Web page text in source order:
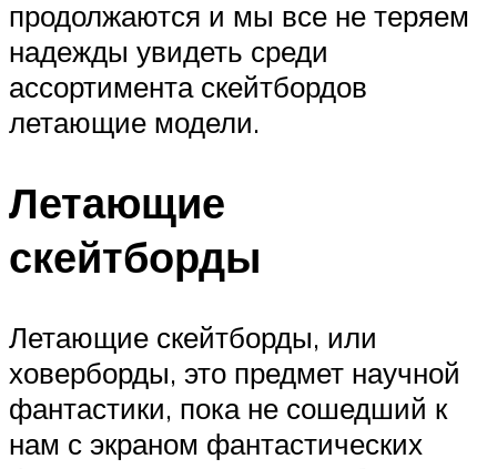
продолжаются и мы все не теряем
надежды увидеть среди
ассортимента скейтбордов
летающие модели.
Летающие
скейтборды
Летающие скейтборды, или
ховерборды, это предмет научной
фантастики, пока не сошедший к
нам с экраном фантастических